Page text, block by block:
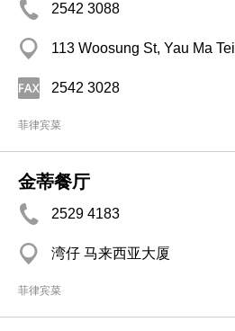
2542 3088
113 Woosung St, Yau Ma Tei
2542 3028
菲律宾菜
金蒂餐厅
2529 4183
湾仔 马来西亚大厦
菲律宾菜